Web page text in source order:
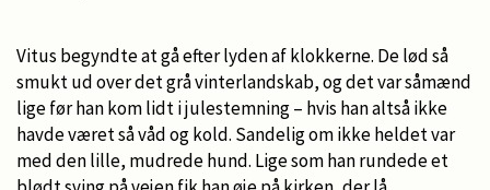
Vitus begyndte at gå efter lyden af klokkerne. De lød så
smukt ud over det grå vinterlandskab, og det var såmænd
lige før han kom lidt i julestemning – hvis han altså ikke
havde været så våd og kold. Sandelig om ikke heldet var
med den lille, mudrede hund. Lige som han rundede et